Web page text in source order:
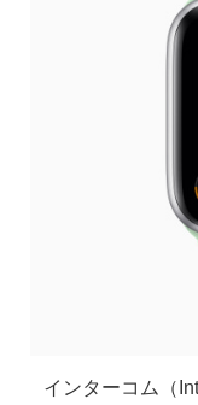
インターコム（